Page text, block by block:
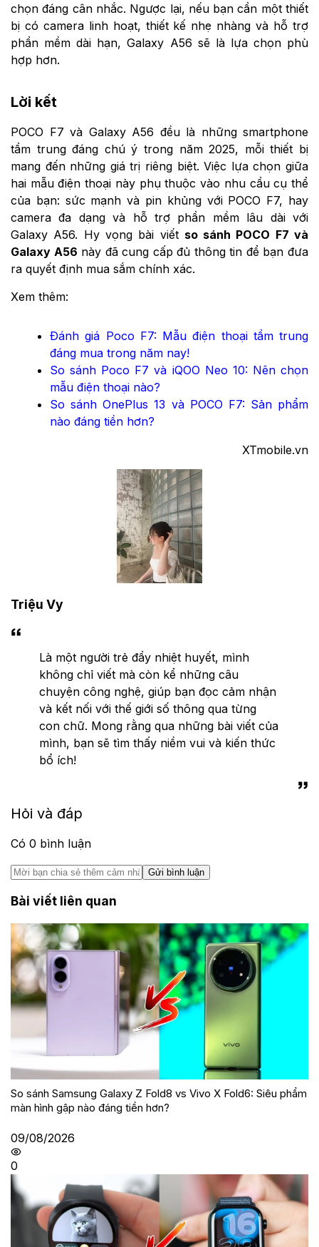
chọn đáng cân nhắc. Ngược lại, nếu bạn cần một thiết
bị có camera linh hoạt, thiết kế nhẹ nhàng và hỗ trợ
phần mềm dài hạn, Galaxy A56 sẽ là lựa chọn phù
hợp hơn.
Lời kết
POCO F7 và Galaxy A56 đều là những smartphone
tầm trung đáng chú ý trong năm 2025, mỗi thiết bị
mang đến những giá trị riêng biệt. Việc lựa chọn giữa
hai mẫu điện thoại này phụ thuộc vào nhu cầu cụ thể
của bạn: sức mạnh và pin khủng với POCO F7, hay
camera đa dạng và hỗ trợ phần mềm lâu dài với
Galaxy A56. Hy vọng bài viết so sánh POCO F7 và
Galaxy A56 này đã cung cấp đủ thông tin để bạn đưa
ra quyết định mua sắm chính xác.
Xem thêm:
Đánh giá Poco F7: Mẫu điện thoại tầm trung
đáng mua trong năm nay!
So sánh Poco F7 và iQOO Neo 10: Nên chọn
mẫu điện thoại nào?
So sánh OnePlus 13 và POCO F7: Sản phẩm
nào đáng tiền hơn?
XTmobile.vn
Triệu Vy
Là một người trẻ đầy nhiệt huyết, mình
không chỉ viết mà còn kể những câu
chuyện công nghệ, giúp bạn đọc cảm nhận
và kết nối với thế giới số thông qua từng
con chữ. Mong rằng qua những bài viết của
mình, bạn sẽ tìm thấy niềm vui và kiến thức
bổ ích!
Hỏi và đáp
Có 0 bình luận
Gửi bình luận
Bài viết liên quan
So sánh Samsung Galaxy Z Fold8 vs Vivo X Fold6: Siêu phẩm
màn hình gập nào đáng tiền hơn?
09/08/2026
0